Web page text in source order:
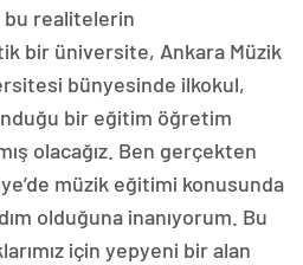
bu realitelerin
bir üniversite, Ankara Müzik
bünyesinde ilkokul,
bir eğitim öğretim
olacağız. Ben gerçekten
müzik eğitimi konusunda
olduğuna inanıyorum. Bu
için yepyeni bir alan